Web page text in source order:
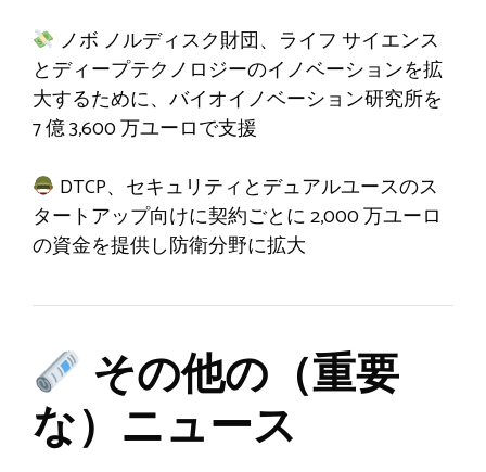
ノボ ノルディスク財団、ライフ サイエンス
とディープテクノロジーのイノベーションを拡
大するために、バイオイノベーション研究所を
7 億 3,600 万ユーロで支援
DTCP、セキュリティとデュアルユースのス
タートアップ向けに契約ごとに 2,000 万ユーロ
の資金を提供し防衛分野に拡大
その他の（重要
な）ニュース